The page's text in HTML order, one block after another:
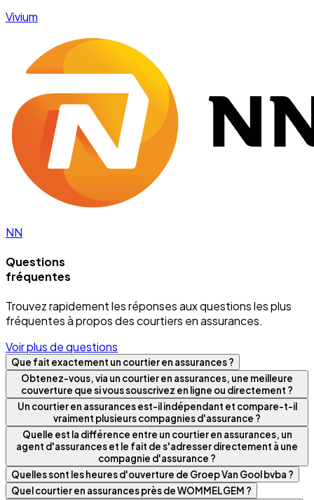
Vivium
NN
Questions
fréquentes
Trouvez rapidement les réponses aux questions les plus
fréquentes à propos des courtiers en assurances.
Voir plus de questions
Que fait exactement un courtier en assurances ?
Obtenez-vous, via un courtier en assurances, une meilleure
couverture que si vous souscrivez en ligne ou directement ?
Un courtier en assurances est-il indépendant et compare-t-il
vraiment plusieurs compagnies d'assurance ?
Quelle est la différence entre un courtier en assurances, un
agent d'assurances et le fait de s'adresser directement à une
compagnie d'assurance ?
Quelles sont les heures d'ouverture de Groep Van Gool bvba ?
Quel courtier en assurances près de WOMMELGEM ?